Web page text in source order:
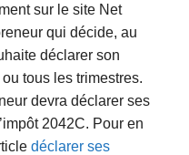
sur le site Net
qui décide, au
déclarer son
tous les trimestres.
devra déclarer ses
2042C. Pour en
déclarer ses